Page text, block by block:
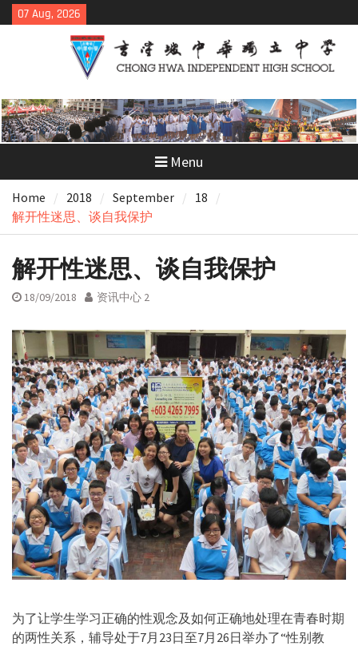
Skip
to
07 Aug, 2026
Menu
Home 2018 September
18
解开性迷思、谈自我保护
解开性迷思、谈自我保护
18/09/2018 资讯中心 2
为了让学生学习正确的性观念及如何正确地处理在青春时期
的两性关系，辅导处于7月23日至7月26日举办了“性别教